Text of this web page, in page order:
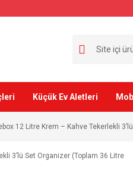
Küçük Ev Aletleri
12 Litre Krem – Kahve Tekerlekli